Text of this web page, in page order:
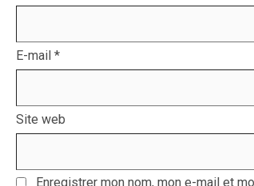
E-mail *
Site web
Enregistrer mon nom, mon e-mail et